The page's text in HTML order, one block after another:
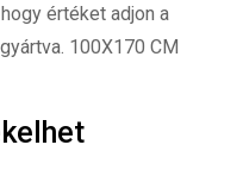
értéket adjon a
100X170 CM